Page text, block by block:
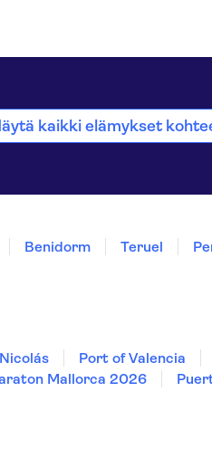
kaikki elämykset
Benidorm Teruel
Port of Valencia
Mallorca 2026